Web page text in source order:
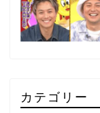
カテゴリー